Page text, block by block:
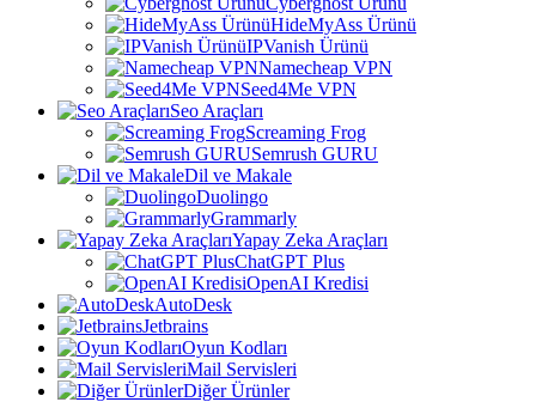
HideMyAss Ürünü
IPVanish Ürünü
Namecheap VPN
Seed4Me VPN
Seo Araçları
Screaming Frog
Semrush GURU
Dil ve Makale
Duolingo
Grammarly
Yapay Zeka Araçları
ChatGPT Plus
OpenAI Kredisi
AutoDesk
Jetbrains
Oyun Kodları
Mail Servisleri
Diğer Ürünler